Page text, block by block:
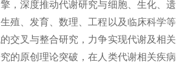
，深度推动代谢研究与细胞、生化、遗
殖、发育、数理、工程以及临床科学等
交叉与整合研究，力争实现代谢及相关
的原创理论突破，在人类代谢相关疾病